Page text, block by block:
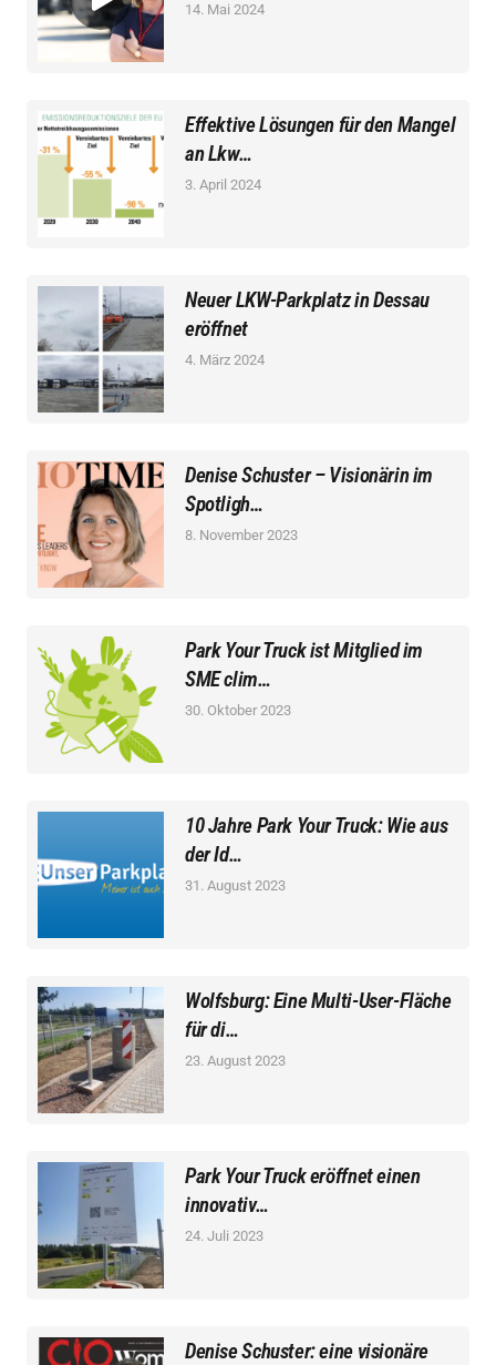
14. Mai 2024
Effektive Lösungen für den Mangel
an Lkw…
3. April 2024
Neuer LKW-Parkplatz in Dessau
eröffnet
4. März 2024
Denise Schuster – Visionärin im
Spotligh…
8. November 2023
Park Your Truck ist Mitglied im
SME clim…
30. Oktober 2023
10 Jahre Park Your Truck: Wie aus
der Id…
31. August 2023
Wolfsburg: Eine Multi-User-Fläche
für di…
23. August 2023
Park Your Truck eröffnet einen
innovativ…
24. Juli 2023
Denise Schuster: eine visionäre